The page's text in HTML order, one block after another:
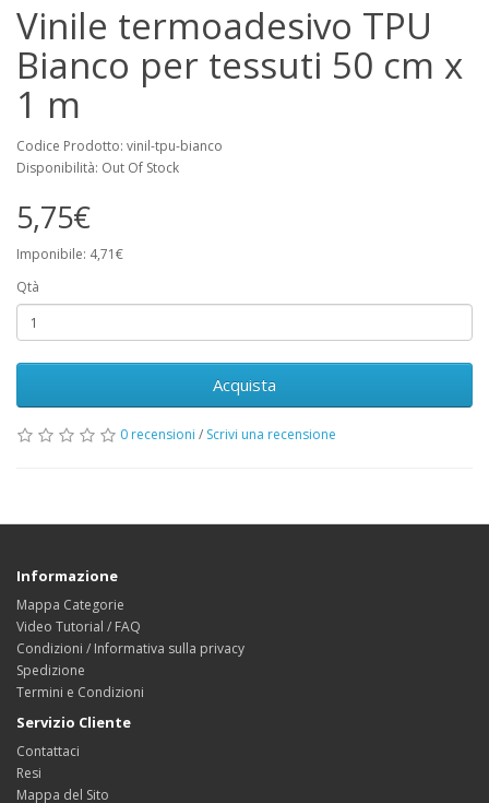
Vinile termoadesivo TPU
Bianco per tessuti 50 cm x
1 m
Codice Prodotto: vinil-tpu-bianco
Disponibilità: Out Of Stock
5,75€
Imponibile: 4,71€
Qtà
Acquista
0 recensioni / Scrivi una recensione
Informazione
Mappa Categorie
Video Tutorial / FAQ
Condizioni / Informativa sulla privacy
Spedizione
Termini e Condizioni
Servizio Cliente
Contattaci
Resi
Mappa del Sito